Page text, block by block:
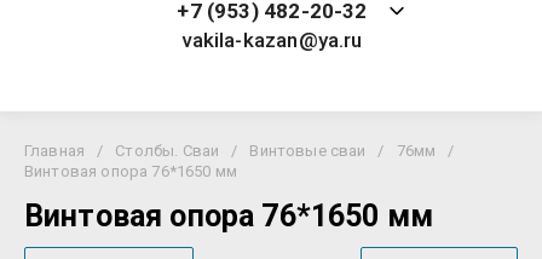
+7 (953) 482-20-32
vakila-kazan@ya.ru
Главная / Столбы. Сваи / Винтовые сваи / 76мм
/
Винтовая опора 76*1650 мм
Винтовая опора 76*1650 мм